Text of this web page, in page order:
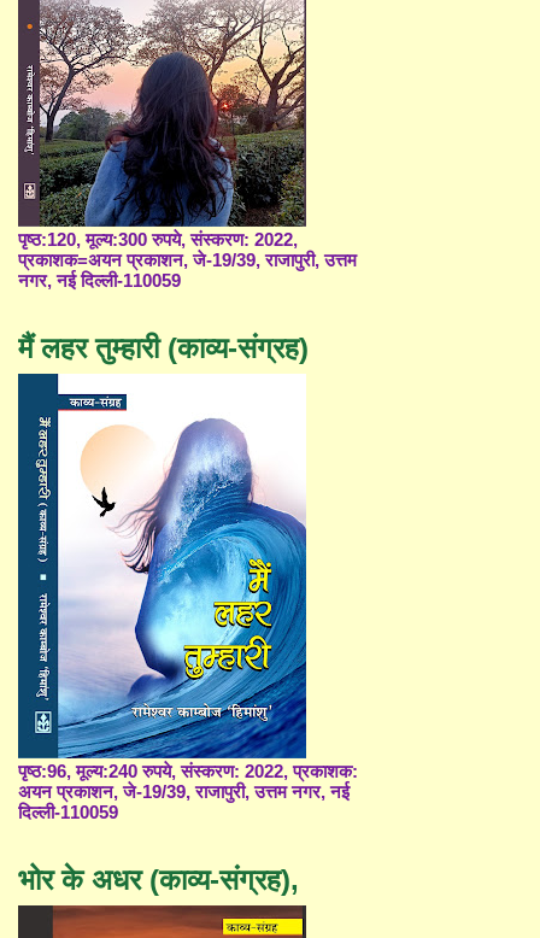
पृष्ठ:120, मूल्य:300 रुपये, संस्करण: 2022,
प्रकाशक=अयन प्रकाशन, जे-19/39, राजापुरी, उत्तम
नगर, नई दिल्ली-110059
मैं लहर तुम्हारी (काव्य-संग्रह)
पृष्ठ:96, मूल्य:240 रुपये, संस्करण: 2022, प्रकाशक:
अयन प्रकाशन, जे-19/39, राजापुरी, उत्तम नगर, नई
दिल्ली-110059
भोर के अधर (काव्य-संग्रह),